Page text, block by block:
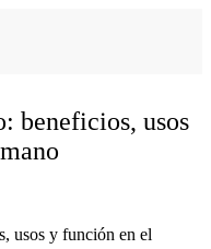
beneficios, usos